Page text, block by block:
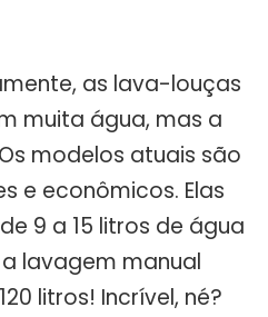
as lava-louças
muita água, mas a
modelos atuais são
e econômicos. Elas
9 a 15 litros de água
lavagem manual
litros! Incrível, né?